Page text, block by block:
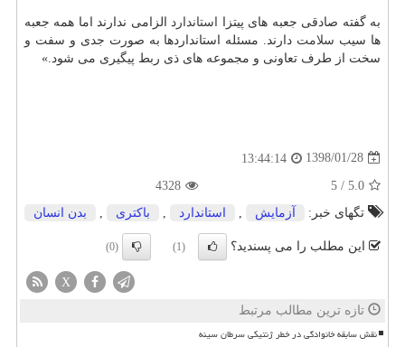
به گفته صادقی جعبه های پیتزا استانداردالزامی ندارند اما همه جعبه
ها سیب سلامت دارند. مسئله استانداردها به صورت جدی و سفت و
سخت از طرف تعاونی و مجموعه های ذی ربط پیگیری می شود.»
1398/01/28
13:44:14
5.0
/
5
4328
تگهای خبر:
آزمایش استاندارد باكتری بدن انسان
این مطلب را می پسندید؟ (1)
(0)
X
تازه ترین مطالب مرتبط
نقش سابقه خانوادگی در خطر ژنتیکی سرطان سینه